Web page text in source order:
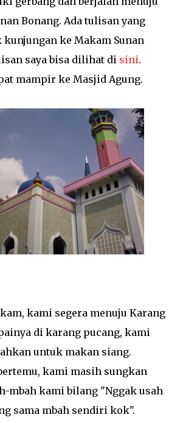
Bonang. Ada tulisan yang
kunjungan ke Makam Sunan
saya bisa dilihat di sini.
mampir ke Masjid Agung.
kami segera menuju Karang
di karang pucang, kami
untuk makan siang.
kami masih sungkan
mbah kami bilang "Nggak usah
sama mbah sendiri kok".